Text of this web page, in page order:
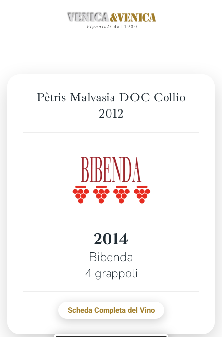
Pètris Malvasia DOC Collio
2012
2014
Bibenda
4 grappoli
Scheda Completa del Vino